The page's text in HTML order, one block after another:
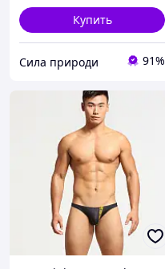
Купить
Сила природи 91%